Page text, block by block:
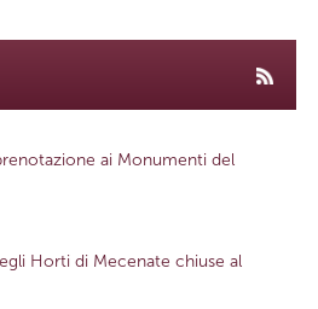
ai Monumenti del
Horti di Mecenate chiuse al